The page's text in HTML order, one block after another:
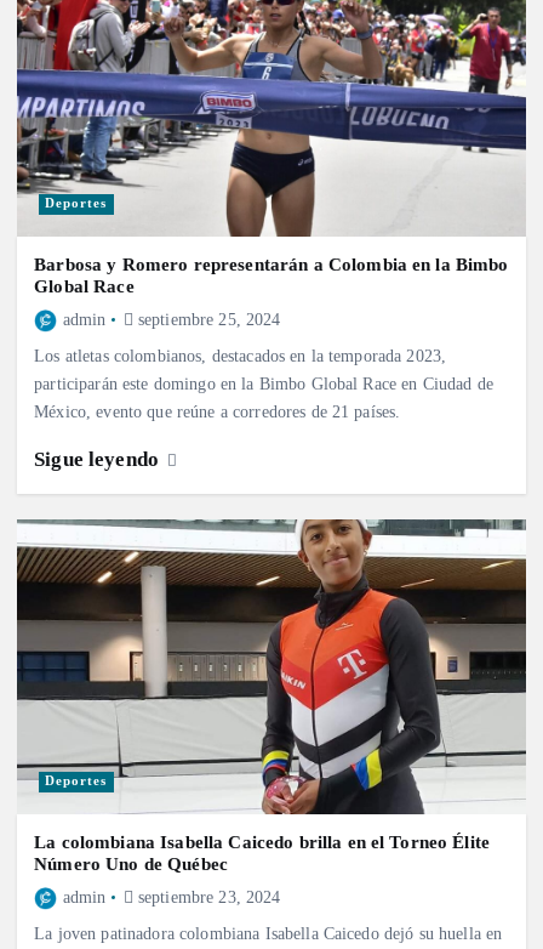
Deportes
Barbosa y Romero representarán a Colombia en la Bimbo
Global Race
admin septiembre 25, 2024
Los atletas colombianos, destacados en la temporada 2023,
participarán este domingo en la Bimbo Global Race en Ciudad de
México, evento que reúne a corredores de 21 países.
Sigue leyendo
Deportes
La colombiana Isabella Caicedo brilla en el Torneo Élite
Número Uno de Québec
admin septiembre 23, 2024
La joven patinadora colombiana Isabella Caicedo dejó su huella en